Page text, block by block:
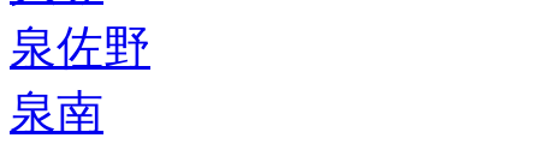
泉佐野
泉南